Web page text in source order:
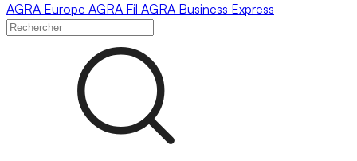
AGRA Europe AGRA Fil AGRA Business Express